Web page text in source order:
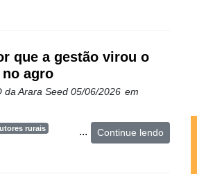
que a gestão virou o
agro
da Arara Seed 05/06/2026 em
...
rurais
Continue lendo